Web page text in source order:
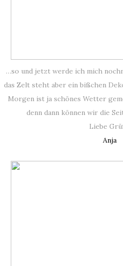
…so und jetzt werde ich mich
das Zelt steht aber ein bißchen
Morgen ist ja schönes Wetter
denn dann können wir die
Liebe
Anja